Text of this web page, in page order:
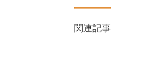
関連記事